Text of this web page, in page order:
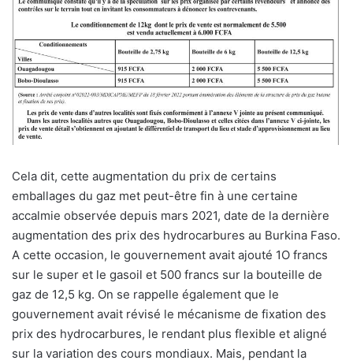
Cela dit, cette augmentation du prix de certains
emballages du gaz met peut-être fin à une certaine
accalmie observée depuis mars 2021, date de la dernière
augmentation des prix des hydrocarbures au Burkina Faso.
A cette occasion, le gouvernement avait ajouté 1O francs
sur le super et le gasoil et 500 francs sur la bouteille de
gaz de 12,5 kg. On se rappelle également que le
gouvernement avait révisé le mécanisme de fixation des
prix des hydrocarbures, le rendant plus flexible et aligné
sur la variation des cours mondiaux. Mais, pendant la